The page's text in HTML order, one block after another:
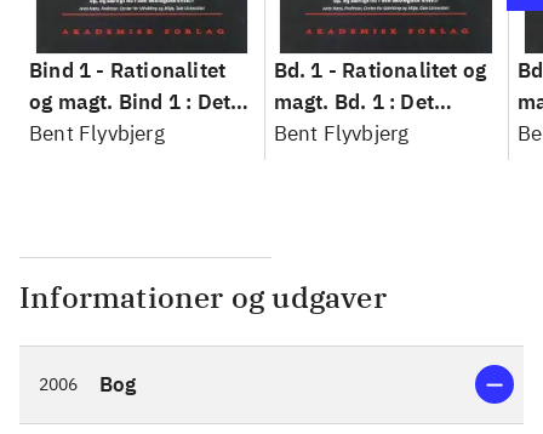
Bind 1 - Rationalitet
og magt. Bind 1 : Det
konkretes videnskab
Bent Flyvbjerg
Bd. 1 - Rationalitet og
magt. Bd. 1 : Det
konkretes videnskab
Bent Flyvbjerg
Informationer og udgaver
2006 Bog